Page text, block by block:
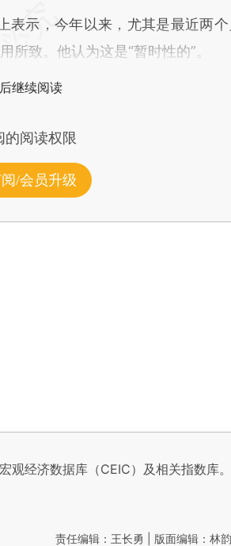
示，今年以来，尤其是最近两个
致。他认为这是“暂时性的”。
继续阅读
阅读权限
/会员升级
观经济数据库（CEIC）及相关指数库。
责任编辑：王长勇 | 版面编辑：林